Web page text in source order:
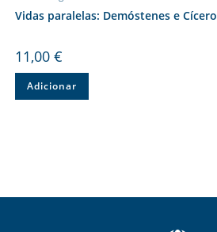
Vidas paralelas: Demóstenes e Cícero
11,00 €
Adicionar